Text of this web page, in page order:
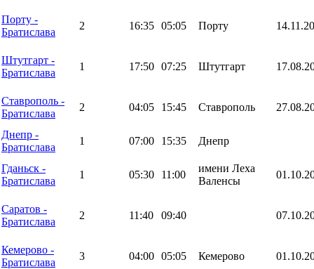
Порту -
Братислава
2 16:35 05:05 Порту
Штутгарт -
Братислава
1 17:50 07:25 Штутгарт
Ставрополь -
Братислава
2 04:05 15:45 Ставрополь
Днепр -
Братислава
1 07:00 15:35 Днепр
Гданьск -
Братислава
1 05:30 11:00
имени Леха
Валенсы
Саратов -
Братислава
2 11:40 09:40
Кемерово -
Братислава
3 04:00 05:05 Кемерово